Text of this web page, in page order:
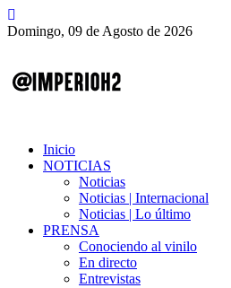
Domingo, 09 de Agosto de 2026
Inicio
NOTICIAS
Noticias
Noticias | Internacional
Noticias | Lo último
PRENSA
Conociendo al vinilo
En directo
Entrevistas